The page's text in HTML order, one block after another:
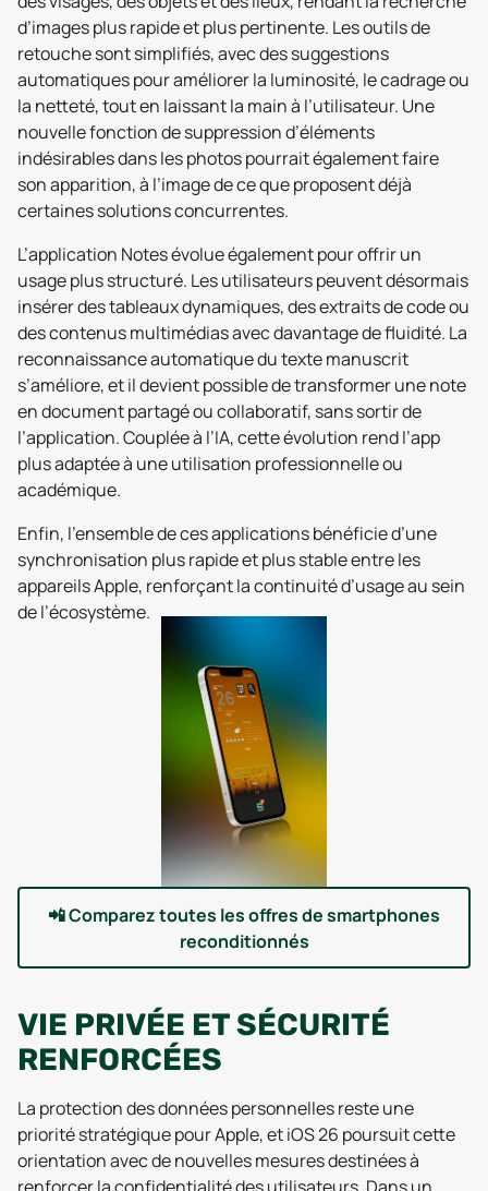
d’images plus rapide et plus pertinente. Les outils de
retouche sont simplifiés, avec des suggestions
automatiques pour améliorer la luminosité, le cadrage ou
la netteté, tout en laissant la main à l’utilisateur. Une
nouvelle fonction de suppression d’éléments
indésirables dans les photos pourrait également faire
son apparition, à l’image de ce que proposent déjà
certaines solutions concurrentes.
L’application Notes évolue également pour offrir un
usage plus structuré. Les utilisateurs peuvent désormais
insérer des tableaux dynamiques, des extraits de code ou
des contenus multimédias avec davantage de fluidité. La
reconnaissance automatique du texte manuscrit
s’améliore, et il devient possible de transformer une note
en document partagé ou collaboratif, sans sortir de
l’application. Couplée à l’IA, cette évolution rend l’app
plus adaptée à une utilisation professionnelle ou
académique.
Enfin, l’ensemble de ces applications bénéficie d’une
synchronisation plus rapide et plus stable entre les
appareils Apple, renforçant la continuité d’usage au sein
de l’écosystème.
📲Comparez toutes les offres de smartphones
reconditionnés
VIE PRIVÉE ET SÉCURITÉ
RENFORCÉES
La protection des données personnelles reste une
priorité stratégique pour Apple, et iOS 26 poursuit cette
orientation avec de nouvelles mesures destinées à